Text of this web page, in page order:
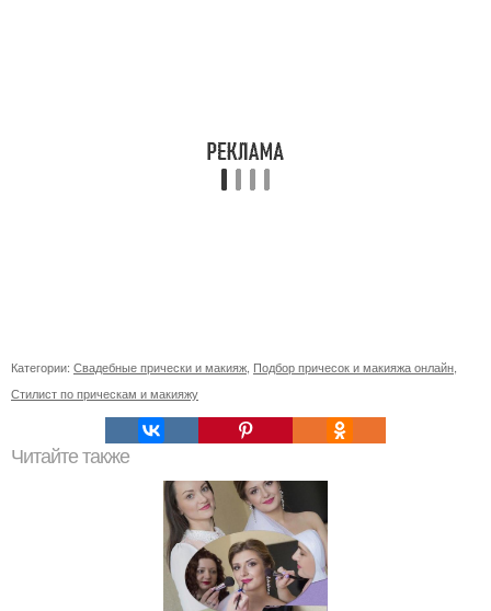
Категории: Свадебные прически и макияж Подбор причесок и макияжа онлайн
Стилист по прическам и макияжу
Читайте также